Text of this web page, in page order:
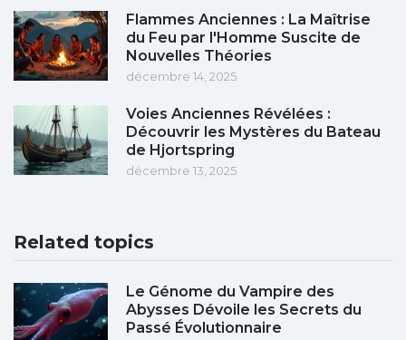
Flammes Anciennes : La Maîtrise
du Feu par l'Homme Suscite de
Nouvelles Théories
décembre 14, 2025
Voies Anciennes Révélées :
Découvrir les Mystères du Bateau
de Hjortspring
décembre 13, 2025
Related topics
Le Génome du Vampire des
Abysses Dévoile les Secrets du
Passé Évolutionnaire